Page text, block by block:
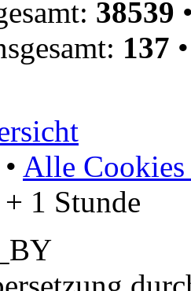
38539
137
• Alle Cookies
1 Stunde